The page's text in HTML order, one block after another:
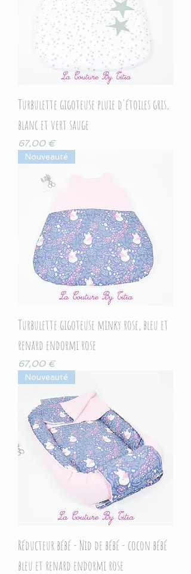
Turbulette gigoteuse pluie d'étoiles gris,
blanc et vert sauge
Prix
67,00 €
Nouveauté
Turbulette gigoteuse minky rose, bleu et
renard endormi rose
Prix
67,00 €
Nouveauté
Réducteur bébé - Nid de bébé - cocon bébé
bleu et renard endormi rose